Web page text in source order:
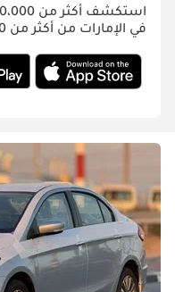
في الإمارات من أكثر من 350 وكيل معتمد.